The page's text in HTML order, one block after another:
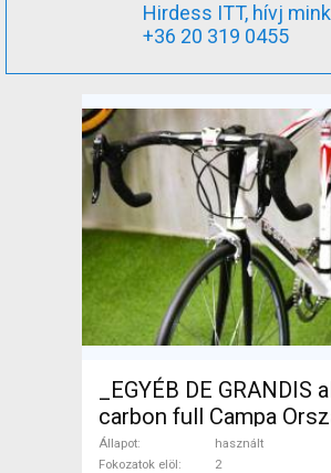
Hirdess ITT, hívj
+36 20 319 0455
_EGYÉB DE GRANDIS
carbon full Campa
használt ELADÓ
Állapot
használt
Fokozatok elöl
2